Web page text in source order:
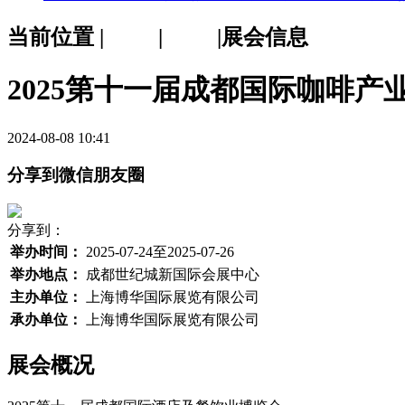
当前位置 | | |展会信息
2025第十一届成都国际咖啡产
2024-08-08 10:41
分享到微信朋友圈
分享到：
举办时间：
2025-07-24至2025-07-26
举办地点：
成都世纪城新国际会展中心
主办单位：
上海博华国际展览有限公司
承办单位：
上海博华国际展览有限公司
展会概况